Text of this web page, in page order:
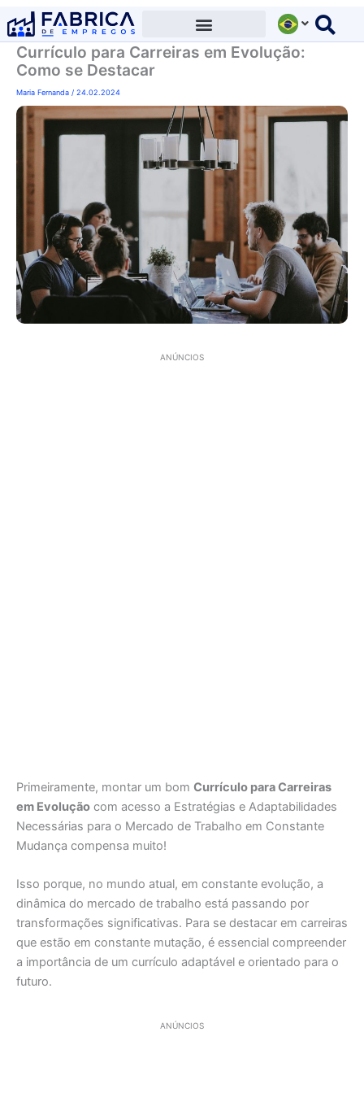
para
conteúdo
Currículo para Carreiras em Evolução:
Como se Destacar
Maria Fernanda / 24.02.2024
ANÚNCIOS
Primeiramente, montar um bom Currículo para Carreiras
em Evolução com acesso a Estratégias e Adaptabilidades
Necessárias para o Mercado de Trabalho em Constante
Mudança compensa muito!
Isso porque, no mundo atual, em constante evolução, a
dinâmica do mercado de trabalho está passando por
transformações significativas. Para se destacar em carreiras
que estão em constante mutação, é essencial compreender
a importância de um currículo adaptável e orientado para o
futuro.
ANÚNCIOS